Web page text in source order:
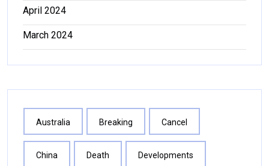
April 2024
March 2024
Australia Breaking Cancel
China Death Developments